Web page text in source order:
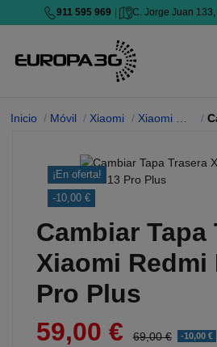
911 595 969 C. Jorge Juan 133,
Inicio Móvil Xiaomi Xiaomi Redmi Note 13 Pro Plus
¡En oferta!
-10,00 €
Cambiar Tapa
Xiaomi Redmi
Pro Plus
59,00 €
69,00 € -10,00 €